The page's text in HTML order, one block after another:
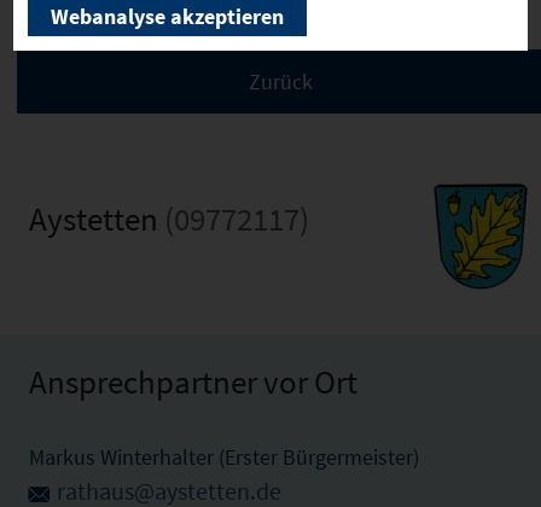
Aystetten (09772117)
Ansprechpartner vor Ort
Markus Winterhalter (Erster Bürgermeister)
rathaus@aystetten.de
Webanalyse akzeptieren